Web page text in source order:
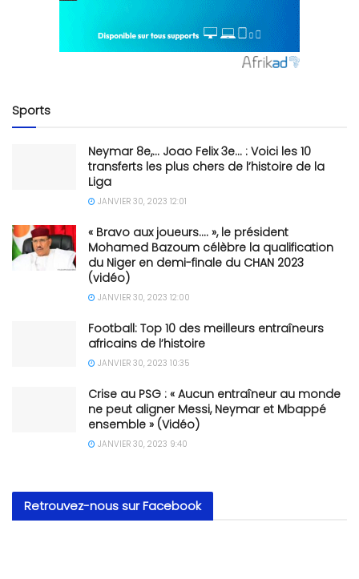
Sports
Neymar 8e,… Joao Felix 3e… : Voici les 10
transferts les plus chers de l’histoire de la
Liga
JANVIER 30, 2023 12:01
« Bravo aux joueurs…. », le président
Mohamed Bazoum célèbre la qualification
du Niger en demi-finale du CHAN 2023
(vidéo)
JANVIER 30, 2023 12:00
Football: Top 10 des meilleurs entraîneurs
africains de l’histoire
JANVIER 30, 2023 10:35
Crise au PSG : « Aucun entraîneur au monde
ne peut aligner Messi, Neymar et Mbappé
ensemble » (Vidéo)
JANVIER 30, 2023 9:40
Retrouvez-nous sur Facebook